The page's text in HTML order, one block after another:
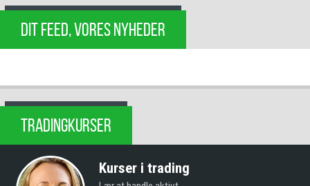
DIT FEED, VORES NYHEDER
TRADINGKURSER
Kurser i trading